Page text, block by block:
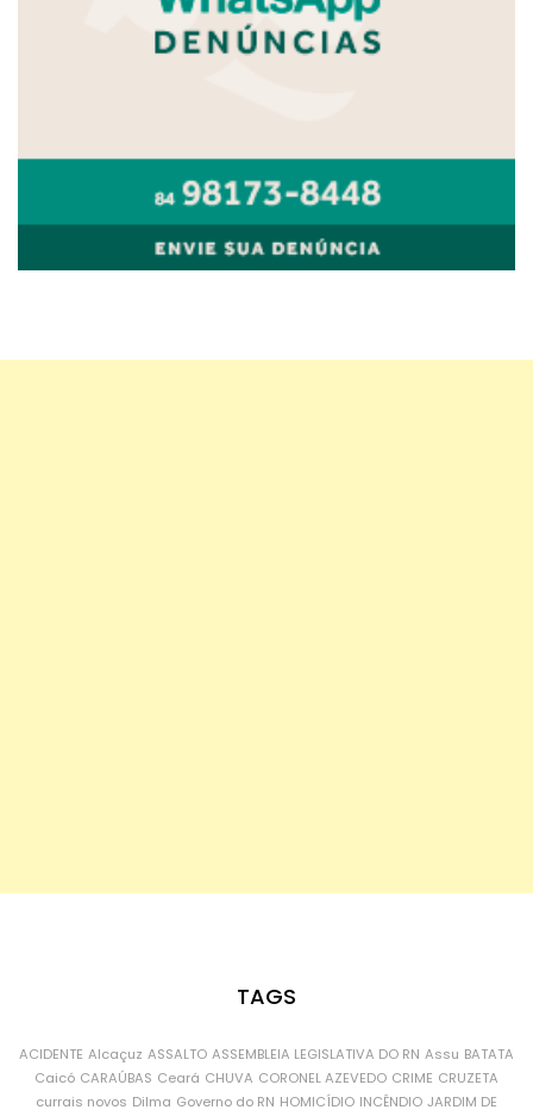
TAGS
ACIDENTE Alcaçuz ASSALTO ASSEMBLEIA LEGISLATIVA DO RN Assu BATATA
Caicó CARAÚBAS Ceará CHUVA CORONEL AZEVEDO CRIME CRUZETA
currais novos Dilma Governo do RN HOMICÍDIO INCÊNDIO JARDIM DE